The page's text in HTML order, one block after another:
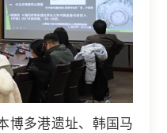
博多港遗址、韩国马